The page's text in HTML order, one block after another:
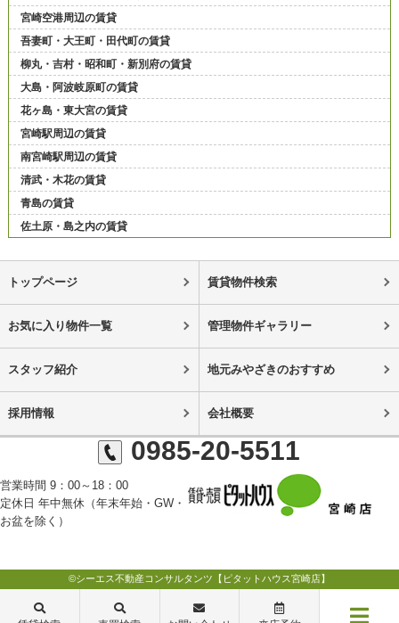
宮崎空港周辺の賃貸
吾妻町・大王町・田代町の賃貸
柳丸・吉村・昭和町・新別府の賃貸
大島・阿波岐原町の賃貸
花ヶ島・東大宮の賃貸
宮崎駅周辺の賃貸
南宮崎駅周辺の賃貸
清武・木花の賃貸
青島の賃貸
佐土原・島之内の賃貸
トップページ 賃貸物件検索
お気に入り物件一覧 管理物件ギャラリー
スタッフ紹介 地元みやざきのおすすめ
採用情報 会社概要
0985-20-5511
営業時間 9：00～18：00
定休日 年中無休（年末年始・GW・
お盆を除く）
©シーエス不動産コンサルタンツ【ピタットハウス宮崎店】